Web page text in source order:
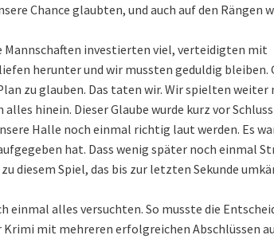
Chance glaubten, und auch auf den Rängen
investierten viel, verteidigten mit
herunter und wir mussten geduldig bleiben.
zu glauben. Das taten wir. Wir spielten weiter
hinein. Dieser Glaube wurde kurz vor Schluss
Halle noch einmal richtig laut werden. Es
hat. Dass wenig später noch einmal
diesem Spiel, das bis zur letzten Sekunde
einmal alles versuchten. So musste die
mit mehreren erfolgreichen Abschlüssen